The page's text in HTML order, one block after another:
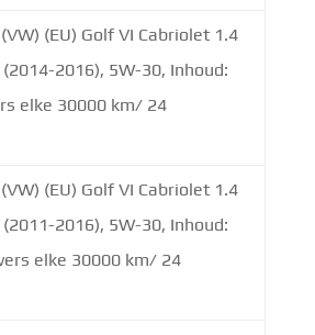
(EU) Golf VI Cabriolet 1.4
(2014-2016), 5W-30, Inhoud:
elke 30000 km/ 24
(EU) Golf VI Cabriolet 1.4
(2011-2016), 5W-30, Inhoud:
elke 30000 km/ 24